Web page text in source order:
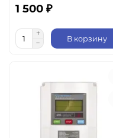
1 500 ₽
В корзину